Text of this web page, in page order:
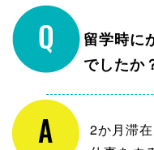
留学時に
でしたか
2か月滞